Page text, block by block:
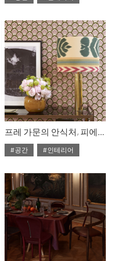
프레 가문의 안식처, 피에르 프레 & 에밀리 프레
#공간
#인테리어